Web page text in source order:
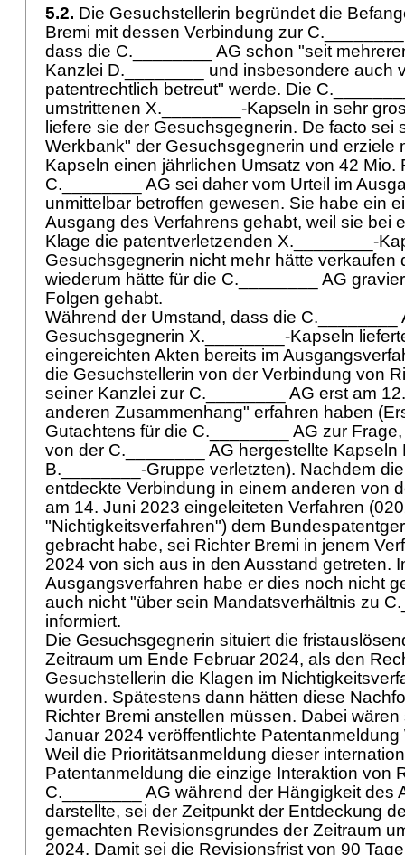
5.2. Die Gesuchstellerin begründet die
Bremi mit dessen Verbindung zur
dass die C.________ AG schon "seit
Kanzlei D.________ und insbesondere auch
patentrechtlich betreut" werde. Die
umstrittenen X.________-Kapseln in sehr
liefere sie der Gesuchsgegnerin. De facto sei
Werkbank" der Gesuchsgegnerin und erziele
Kapseln einen jährlichen Umsatz von 42 Mio.
C.________ AG sei daher vom Urteil im
unmittelbar betroffen gewesen. Sie habe ein
Ausgang des Verfahrens gehabt, weil sie bei
Klage die patentverletzenden X.________-
Gesuchsgegnerin nicht mehr hätte verkaufen
wiederum hätte für die C.________ AG
Folgen gehabt.
Während der Umstand, dass die C.________
Gesuchsgegnerin X.________-Kapseln
eingereichten Akten bereits im
die Gesuchstellerin von der Verbindung von
seiner Kanzlei zur C.________ AG erst am
anderen Zusammenhang" erfahren haben
Gutachtens für die C.________ AG zur
von der C.________ AG hergestellte Kapseln
B.________-Gruppe verletzten). Nachdem
entdeckte Verbindung in einem anderen von
am 14. Juni 2023 eingeleiteten Verfahren
"Nichtigkeitsverfahren") dem
gebracht habe, sei Richter Bremi in jenem
2024 von sich aus in den Ausstand getreten.
Ausgangsverfahren habe er dies noch nicht
auch nicht "über sein Mandatsverhältnis zu
informiert.
Die Gesuchsgegnerin situiert die
Zeitraum um Ende Februar 2024, als den
Gesuchstellerin die Klagen im
wurden. Spätestens dann hätten diese
Richter Bremi anstellen müssen. Dabei
Januar 2024 veröffentlichte
Weil die Prioritätsanmeldung dieser
Patentanmeldung die einzige Interaktion von
C.________ AG während der Hängigkeit des
darstellte, sei der Zeitpunkt der Entdeckung
gemachten Revisionsgrundes der Zeitraum
2024. Damit sei die Revisionsfrist von 90